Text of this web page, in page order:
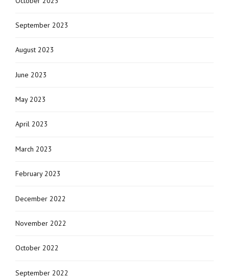
September 2023
August 2023
June 2023
May 2023
April 2023
March 2023
February 2023
December 2022
November 2022
October 2022
September 2022